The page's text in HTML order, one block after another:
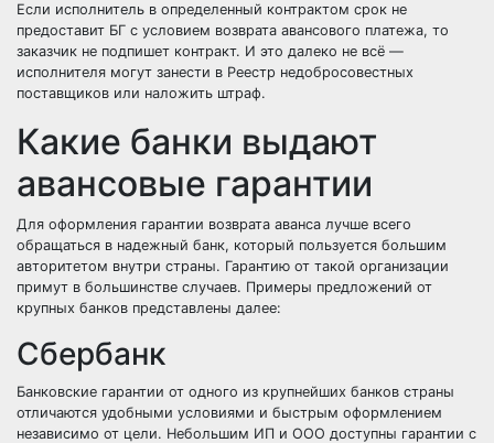
Если исполнитель в определенный контрактом срок не
предоставит БГ с условием возврата авансового платежа, то
заказчик не подпишет контракт. И это далеко не всё —
исполнителя могут занести в Реестр недобросовестных
поставщиков или наложить штраф.
Какие банки выдают
авансовые гарантии
Для оформления гарантии возврата аванса лучше всего
обращаться в надежный банк, который пользуется большим
авторитетом внутри страны. Гарантию от такой организации
примут в большинстве случаев. Примеры предложений от
крупных банков представлены далее:
Сбербанк
Банковские гарантии от одного из крупнейших банков страны
отличаются удобными условиями и быстрым оформлением
независимо от цели. Небольшим ИП и ООО доступны гарантии с